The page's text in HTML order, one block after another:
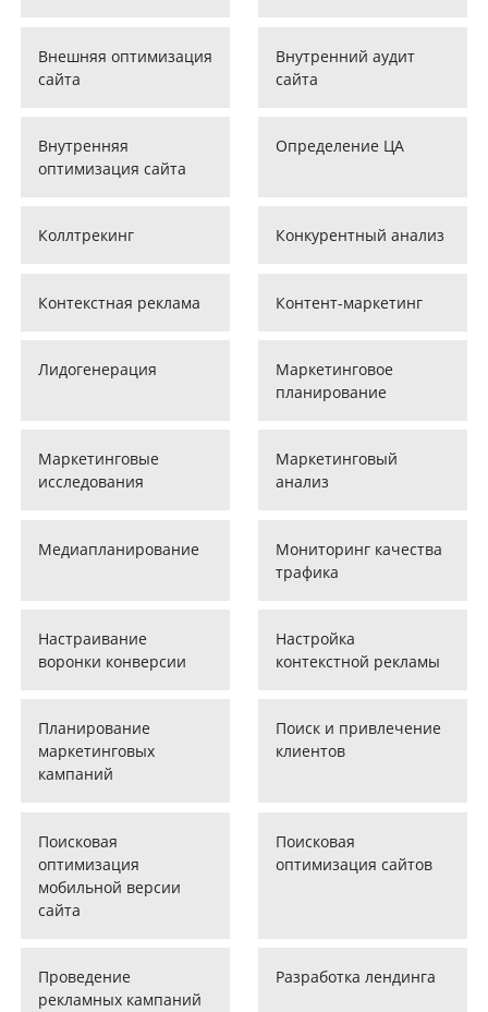
Внешняя оптимизация
сайта
Внутренний аудит
сайта
Внутренняя
оптимизация сайта
Определение ЦА
Коллтрекинг Конкурентный анализ
Контекстная реклама Контент-маркетинг
Лидогенерация
Маркетинговое
планирование
Маркетинговые
исследования
Маркетинговый
анализ
Медиапланирование
Мониторинг качества
трафика
Настраивание
воронки конверсии
Настройка
контекстной рекламы
Планирование
маркетинговых
кампаний
Поиск и привлечение
клиентов
Поисковая
оптимизация
мобильной версии
сайта
Поисковая
оптимизация сайтов
Проведение
рекламных кампаний
Разработка лендинга